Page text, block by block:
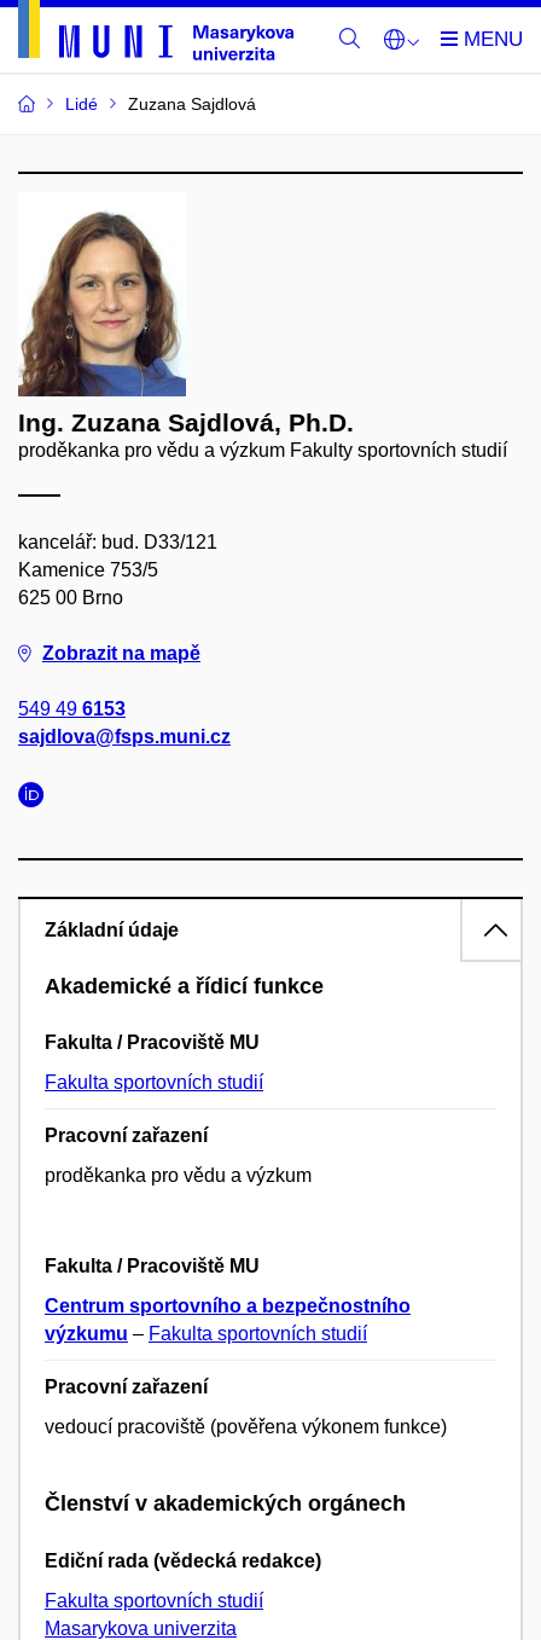
Lidé Zuzana Sajdlová
Ing. Zuzana Sajdlová, Ph.D.
proděkanka pro vědu a výzkum Fakulty sportovních studií
kancelář: bud. D33/121
Kamenice 753/5
625 00 Brno
Zobrazit na mapě
549 49 6153
sajdlova@fsps.muni.cz
Základní údaje
Akademické a řídicí funkce
Fakulta / Pracoviště MU
Fakulta sportovních studií
Pracovní zařazení
proděkanka pro vědu a výzkum
Fakulta / Pracoviště MU
Centrum sportovního a bezpečnostního
výzkumu – Fakulta sportovních studií
Pracovní zařazení
vedoucí pracoviště (pověřena výkonem funkce)
Členství v akademických orgánech
Ediční rada (vědecká redakce)
Fakulta sportovních studií
Masarykova univerzita